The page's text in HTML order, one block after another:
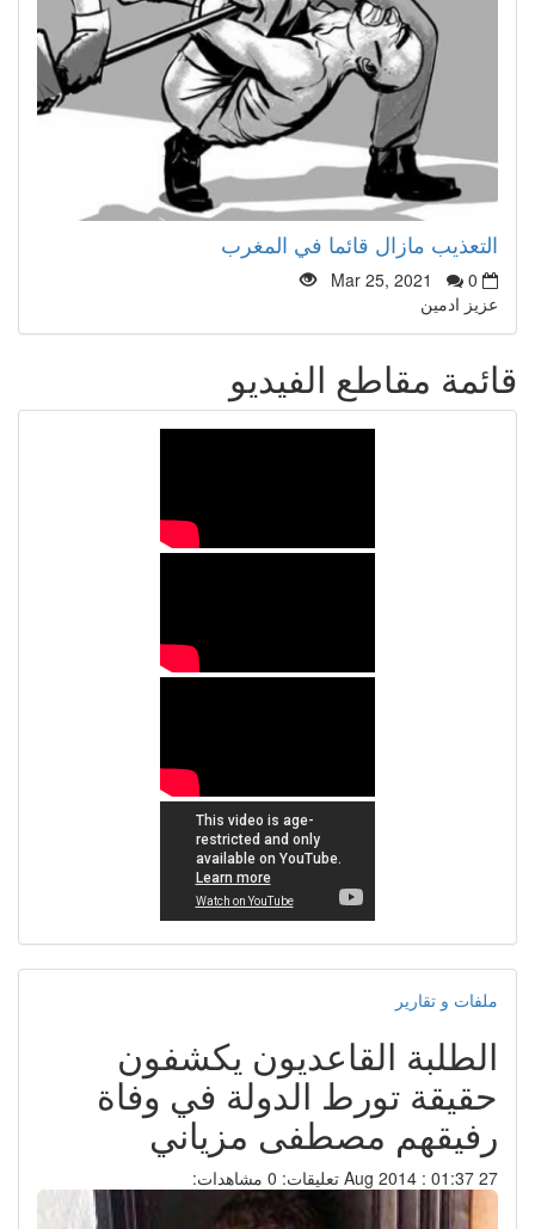
التعذيب مازال قائما في المغرب
Mar 25, 2021
0
عزيز ادمين
قائمة مقاطع الفيديو
ملفات و تقارير
الطلبة القاعديون يكشفون
حقيقة تورط الدولة في وفاة
رفيقهم مصطفى مزياني
27 Aug 2014 : 01:37 تعليقات: 0 مشاهدات: